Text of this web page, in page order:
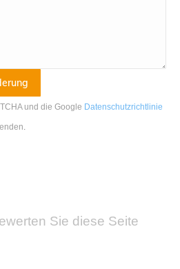
und die Google Datenschutzrichtlinie
.
Sie diese Seite